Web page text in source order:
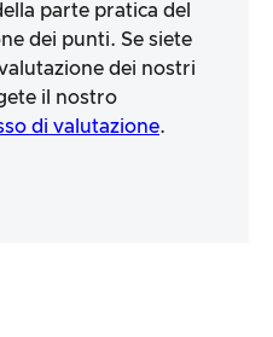
parte pratica del
dei punti. Se siete
dei nostri
il nostro
di valutazione.